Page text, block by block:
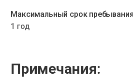
Максимальный срок
1 год
Примечания: